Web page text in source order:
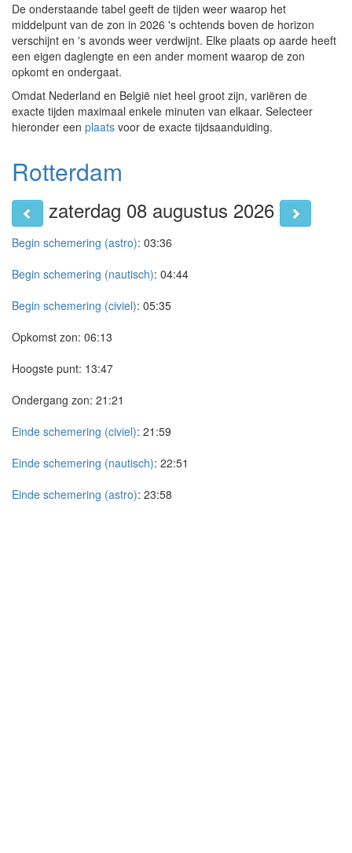
De onderstaande tabel geeft de tijden weer waarop het
middelpunt van de zon in 2026 's ochtends boven de horizon
verschijnt en 's avonds weer verdwijnt. Elke plaats op aarde heeft
een eigen daglengte en een ander moment waarop de zon
opkomt en ondergaat.
Omdat Nederland en België niet heel groot zijn, variëren de
exacte tijden maximaal enkele minuten van elkaar. Selecteer
hieronder een plaats voor de exacte tijdsaanduiding.
Rotterdam
zaterdag 08 augustus 2026
Begin schemering (astro): 03:36
Begin schemering (nautisch): 04:44
Begin schemering (civiel): 05:35
Opkomst zon: 06:13
Hoogste punt: 13:47
Ondergang zon: 21:21
Einde schemering (civiel): 21:59
Einde schemering (nautisch): 22:51
Einde schemering (astro): 23:58